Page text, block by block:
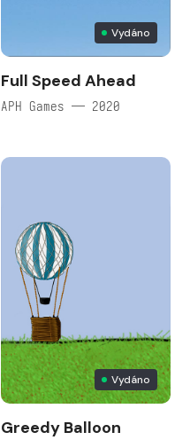
Vydáno
Full Speed Ahead
APH Games — 2020
Vydáno
Greedy Balloon